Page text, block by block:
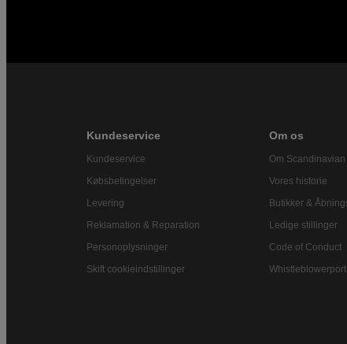
Kundeservice
Kundeservice
Købsbetingelser
Levering
Reklamation & Reparation
Personoplysninger
Skift cookieindstillinger
Om os
Om Scandinavian
Vores historie
Butikker &
Ledige stillinger
Code of Conduct